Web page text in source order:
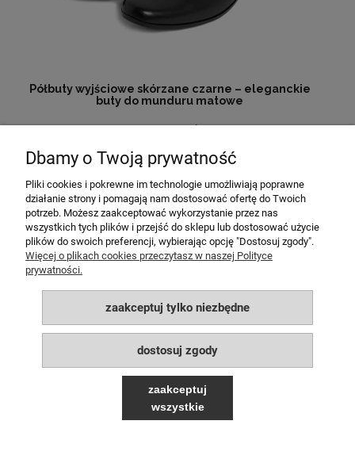
Półbuty wyjściowe skórzane czarne – eleganckie
buty do munduru matowe
179,00 zł
do koszyka
MOJE KONTO
POMOC
PŁATNOŚCI I DOSTAWA
INFORMACJE
O NAS
Dbamy o Twoją prywatność
Pliki cookies i pokrewne im technologie umożliwiają poprawne
działanie strony i pomagają nam dostosować ofertę do Twoich
potrzeb. Możesz zaakceptować wykorzystanie przez nas
wszystkich tych plików i przejść do sklepu lub dostosować użycie
plików do swoich preferencji, wybierając opcję "Dostosuj zgody".
Więcej o plikach cookies przeczytasz w naszej Polityce
prywatności.
zaakceptuj tylko niezbędne
dostosuj zgody
zaakceptuj
wszystkie